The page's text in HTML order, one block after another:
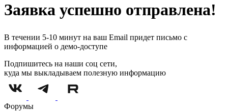
Заявка успешно отправлена!
В течении 5-10 минут на ваш Email придет письмо с
информацией о демо-доступе
Подпишитесь на наши соц сети,
куда мы выкладываем полезную информацию
Форумы